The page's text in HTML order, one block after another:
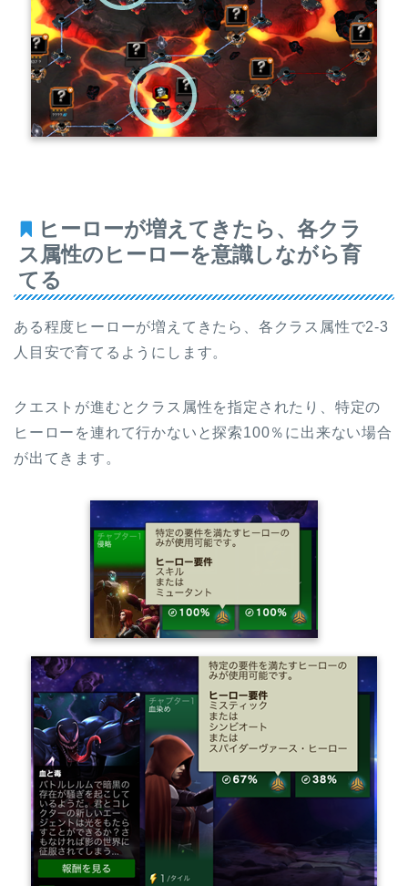
ヒーローが増えてきたら、各クラ
ス属性のヒーローを意識しながら育
てる
ある程度ヒーローが増えてきたら、各クラス属性で2-3
人目安で育てるようにします。
クエストが進むとクラス属性を指定されたり、特定の
ヒーローを連れて行かないと探索100％に出来ない場合
が出てきます。